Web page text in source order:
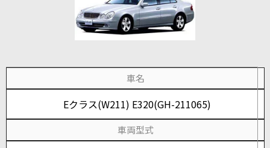
車名
Eクラス(W211) E320(GH-211065)
車両型式